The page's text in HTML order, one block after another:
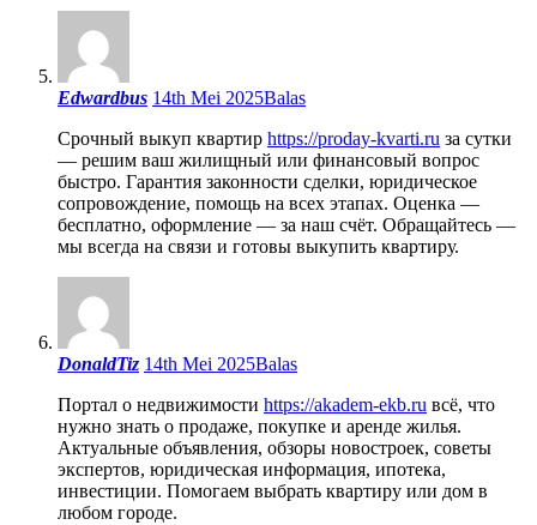
Edwardbus 14th Mei 2025Balas
Срочный выкуп квартир https://proday-kvarti.ru за сутки
— решим ваш жилищный или финансовый вопрос
быстро. Гарантия законности сделки, юридическое
сопровождение, помощь на всех этапах. Оценка —
бесплатно, оформление — за наш счёт. Обращайтесь —
мы всегда на связи и готовы выкупить квартиру.
DonaldTiz 14th Mei 2025Balas
Портал о недвижимости https://akadem-ekb.ru всё, что
нужно знать о продаже, покупке и аренде жилья.
Актуальные объявления, обзоры новостроек, советы
экспертов, юридическая информация, ипотека,
инвестиции. Помогаем выбрать квартиру или дом в
любом городе.